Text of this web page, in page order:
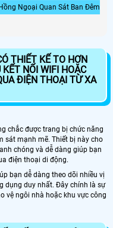
Ngoại Quan Sát Ban Đêm
THIẾT KẾ TO HƠN
NỐI WIFI HOẶC
ĐIỆN THOẠI TỪ XA
chắc được trang bị chức năng
sát mạnh mẽ. Thiết bị này cho
chóng và dễ dàng giúp bạn
điện thoại di động.
bạn dễ dàng theo dõi nhiều vị
dụng duy nhất. Đây chính là sự
vệ ngôi nhà hoặc khu vực công